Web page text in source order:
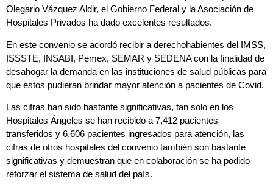
Olegario Vázquez Aldir, el Gobierno Federal y la Asociación de
Hospitales Privados ha dado excelentes resultados.
En este convenio se acordó recibir a derechohabientes del IMSS,
ISSSTE, INSABI, Pemex, SEMAR y SEDENA con la finalidad de
desahogar la demanda en las instituciones de salud públicas para
que estos pudieran brindar mayor atención a pacientes de Covid.
Las cifras han sido bastante significativas, tan solo en los
Hospitales Ángeles se han recibido a 7,412 pacientes
transferidos y 6,606 pacientes ingresados para atención, las
cifras de otros hospitales del convenio también son bastante
significativas y demuestran que en colaboración se ha podido
reforzar el sistema de salud del país.